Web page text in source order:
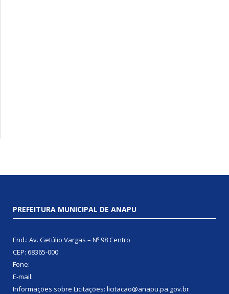
PREFEITURA MUNICIPAL DE ANAPU
End.: Av. Getúlio Vargas – Nº 98 Centro
CEP: 68365-000
Fone:
E-mail:
Informações sobre Licitações: licitacao@anapu.pa.gov.br